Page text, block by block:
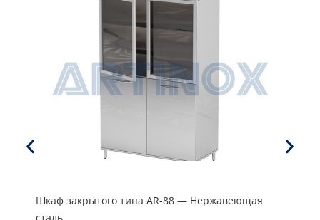
Шкаф закрытого типа AR-88 — Нержавеющая